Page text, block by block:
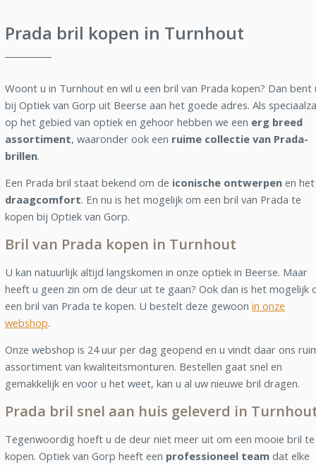
Prada bril kopen in Turnhout
Woont u in Turnhout en wil u een bril van Prada kopen? Dan bent
bij Optiek van Gorp uit Beerse aan het goede adres. Als
op het gebied van optiek en gehoor hebben we een erg breed
assortiment, waaronder ook een ruime collectie van Prada-
brillen.
Een Prada bril staat bekend om de iconische ontwerpen en het
draagcomfort. En nu is het mogelijk om een bril van Prada te
kopen bij Optiek van Gorp.
Bril van Prada kopen in Turnhout
U kan natuurlijk altijd langskomen in onze optiek in Beerse. Maar
heeft u geen zin om de deur uit te gaan? Ook dan is het mogelijk
een bril van Prada te kopen. U bestelt deze gewoon in onze
webshop.
Onze webshop is 24 uur per dag geopend en u vindt daar ons
assortiment van kwaliteitsmonturen. Bestellen gaat snel en
gemakkelijk en voor u het weet, kan u al uw nieuwe bril dragen.
Prada bril snel aan huis geleverd in
Tegenwoordig hoeft u de deur niet meer uit om een mooie bril te
kopen. Optiek van Gorp heeft een professioneel team dat elke